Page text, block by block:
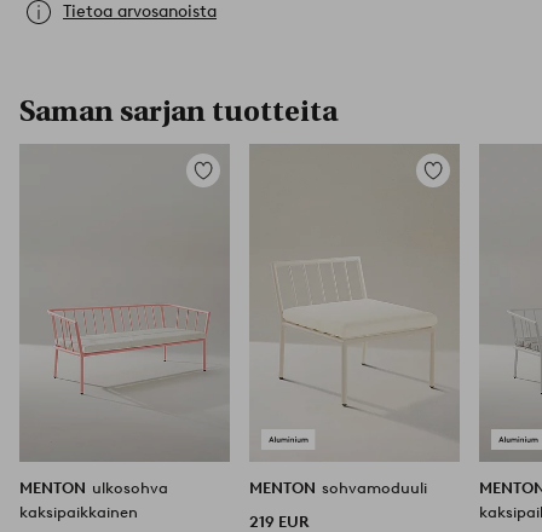
Tietoa arvosanoista
Saman sarjan tuotteita
Lisää
MENTON ulkosohva
kaksipaikkainen
Lisää
MENTON sohvamoduuli
219 EUR